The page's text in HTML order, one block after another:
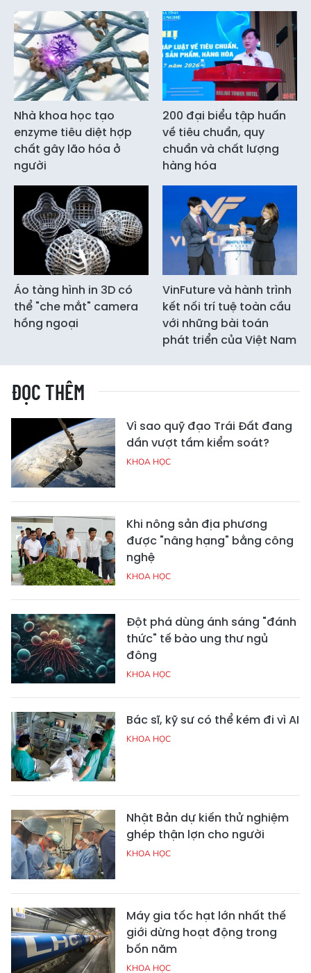
Nhà khoa học tạo
enzyme tiêu diệt hợp
chất gây lão hóa ở
người
200 đại biểu tập huấn
về tiêu chuẩn, quy
chuẩn và chất lượng
hàng hóa
Áo tàng hình in 3D có
thể "che mắt" camera
hồng ngoại
VinFuture và hành trình
kết nối trí tuệ toàn cầu
với những bài toán
phát triển của Việt Nam
ĐỌC THÊM
Vì sao quỹ đạo Trái Đất đang
dần vượt tầm kiểm soát?
KHOA HỌC
Khi nông sản địa phương
được "nâng hạng" bằng công
nghệ
KHOA HỌC
Đột phá dùng ánh sáng "đánh
thức" tế bào ung thư ngủ
đông
KHOA HỌC
Bác sĩ, kỹ sư có thể kém đi vì AI
KHOA HỌC
Nhật Bản dự kiến thử nghiệm
ghép thận lợn cho người
KHOA HỌC
Máy gia tốc hạt lớn nhất thế
giới dừng hoạt động trong
bốn năm
KHOA HỌC